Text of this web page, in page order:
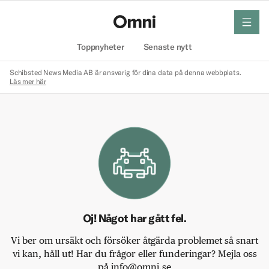
Toppnyheter Senaste nytt
meny
Schibsted News Media AB är ansvarig för dina data på denna webbplats.
Läs mer här
Oj! Något har gått fel.
Vi ber om ursäkt och försöker åtgärda problemet så snart
vi kan, håll ut! Har du frågor eller funderingar? Mejla oss